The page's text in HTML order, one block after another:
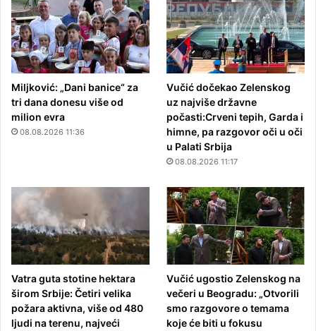
Miljković: „Dani banice“ za
tri dana donesu više od
milion evra
08.08.2026 11:36
Vučić dočekao Zelenskog
uz najviše državne
počasti:Crveni tepih, Garda i
himne, pa razgovor oči u oči
u Palati Srbija
08.08.2026 11:17
Vatra guta stotine hektara
širom Srbije: Četiri velika
požara aktivna, više od 480
ljudi na terenu, najveći
Vučić ugostio Zelenskog na
večeri u Beogradu: „Otvorili
smo razgovore o temama
koje će biti u fokusu